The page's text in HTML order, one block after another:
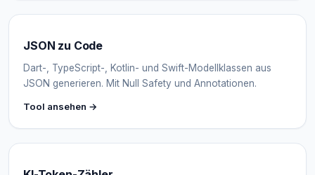
JSON zu Code
Dart-, TypeScript-, Kotlin- und Swift-Modellklassen aus
JSON generieren. Mit Null Safety und Annotationen.
Tool ansehen →